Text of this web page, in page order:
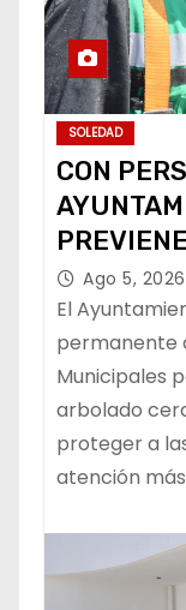
SOLEDAD
CON
Ago 5, 2026
El
permanente
Municipales
arbolado
proteger a
atención